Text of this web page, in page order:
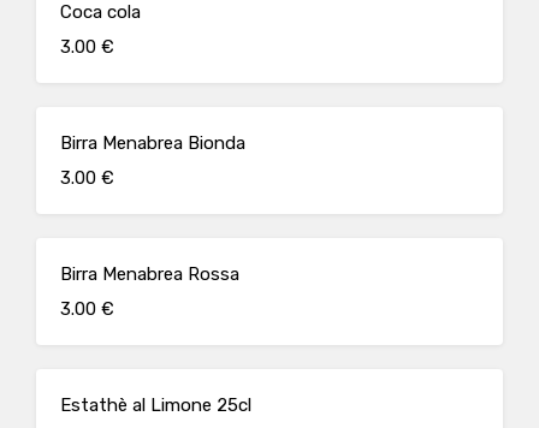
Coca cola
3.00 €
Birra Menabrea Bionda
3.00 €
Birra Menabrea Rossa
3.00 €
Estathè al Limone 25cl